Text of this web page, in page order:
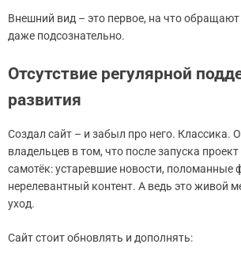
Внешний вид – это первое, на что обращают
даже подсознательно.
Отсутствие регулярной
развития
Создал сайт – и забыл про него. Классика.
владельцев в том, что после запуска проект
самотёк: устаревшие новости, поломанные
нерелевантный контент. А ведь это живой
уход.
Сайт стоит обновлять и дополнять: